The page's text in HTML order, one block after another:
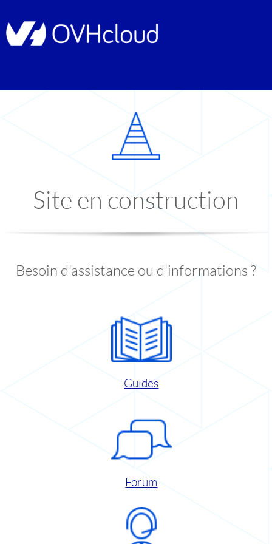
Site en construction
Besoin d'assistance ou d'informations ?
Guides
Forum